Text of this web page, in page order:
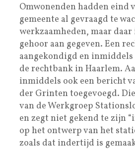
Omwonenden hadden eind
gemeente al gevraagd te
werkzaamheden, maar daar
gehoor aan gegeven. Een
aangekondigd en
de rechtbank in Haarlem.
inmiddels ook een bericht
der Grinten toegevoegd.
van de Werkgroep
en zegt niet gekend te zijn
op het ontwerp van het
zoals dat indertijd is